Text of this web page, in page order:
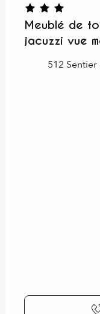
Meublé de
jacuzzi vue
512